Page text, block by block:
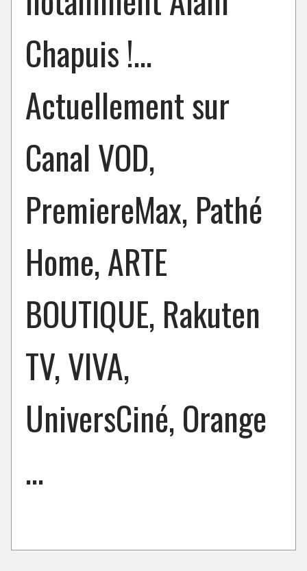
Chapuis !…
Actuellement sur
Canal VOD,
PremiereMax, Pathé
Home, ARTE
BOUTIQUE, Rakuten
TV, VIVA,
UniversCiné, Orange
…